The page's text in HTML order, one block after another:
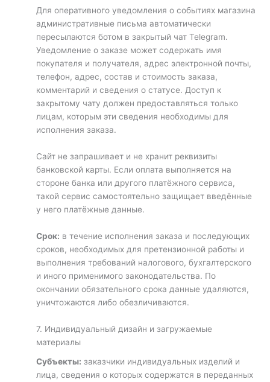
Для оперативного уведомления о событиях магазина
административные письма автоматически
пересылаются ботом в закрытый чат Telegram.
Уведомление о заказе может содержать имя
покупателя и получателя, адрес электронной почты,
телефон, адрес, состав и стоимость заказа,
комментарий и сведения о статусе. Доступ к
закрытому чату должен предоставляться только
лицам, которым эти сведения необходимы для
исполнения заказа.
Сайт не запрашивает и не хранит реквизиты
банковской карты. Если оплата выполняется на
стороне банка или другого платёжного сервиса,
такой сервис самостоятельно защищает введённые
у него платёжные данные.
Срок: в течение исполнения заказа и последующих
сроков, необходимых для претензионной работы и
выполнения требований налогового, бухгалтерского
и иного применимого законодательства. По
окончании обязательного срока данные удаляются,
уничтожаются либо обезличиваются.
7. Индивидуальный дизайн и загружаемые
материалы
Субъекты: заказчики индивидуальных изделий и
лица, сведения о которых содержатся в переданных